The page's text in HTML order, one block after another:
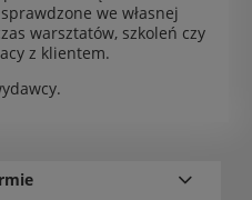
we własnej
warsztatów, szkoleń czy
z klientem.